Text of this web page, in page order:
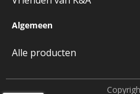
Algemeen
Alle producten